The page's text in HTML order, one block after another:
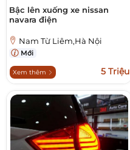
Bậc lên xuống xe nissan
navara điện
Nam Từ Liêm,Hà Nội
Mới
Xem thêm 5 Triệu